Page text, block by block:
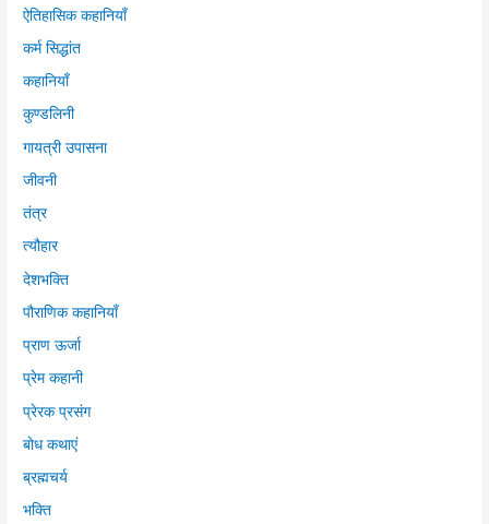
ऐतिहासिक कहानियाँ
कर्म सिद्धांत
कहानियाँ
कुण्डलिनी
गायत्री उपासना
जीवनी
तंत्र
त्यौहार
देशभक्ति
पौराणिक कहानियाँ
प्राण ऊर्जा
प्रेम कहानी
प्रेरक प्रसंग
बोध कथाएं
ब्रह्मचर्य
भक्ति